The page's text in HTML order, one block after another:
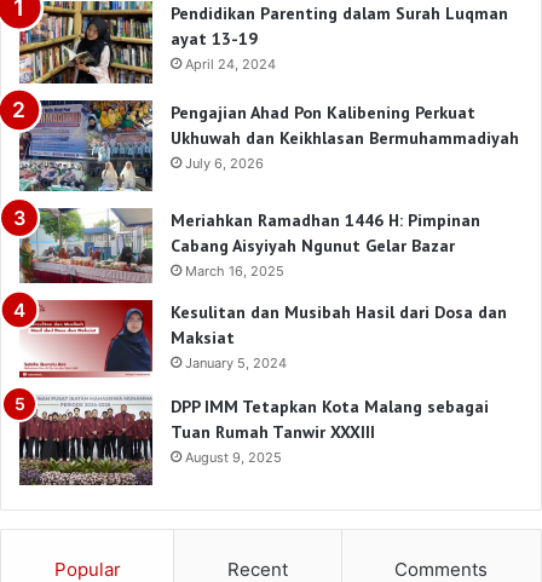
Pendidikan Parenting dalam Surah Luqman
ayat 13-19
April 24, 2024
Pengajian Ahad Pon Kalibening Perkuat
Ukhuwah dan Keikhlasan Bermuhammadiyah
July 6, 2026
Meriahkan Ramadhan 1446 H: Pimpinan
Cabang Aisyiyah Ngunut Gelar Bazar
March 16, 2025
Kesulitan dan Musibah Hasil dari Dosa dan
Maksiat
January 5, 2024
DPP IMM Tetapkan Kota Malang sebagai
Tuan Rumah Tanwir XXXIII
August 9, 2025
Popular Recent Comments